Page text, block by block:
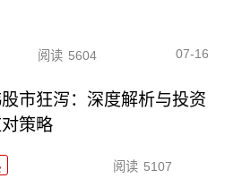
阅读 5604 07-16
股市狂泻：深度解析与投资
策略
阅读 5107